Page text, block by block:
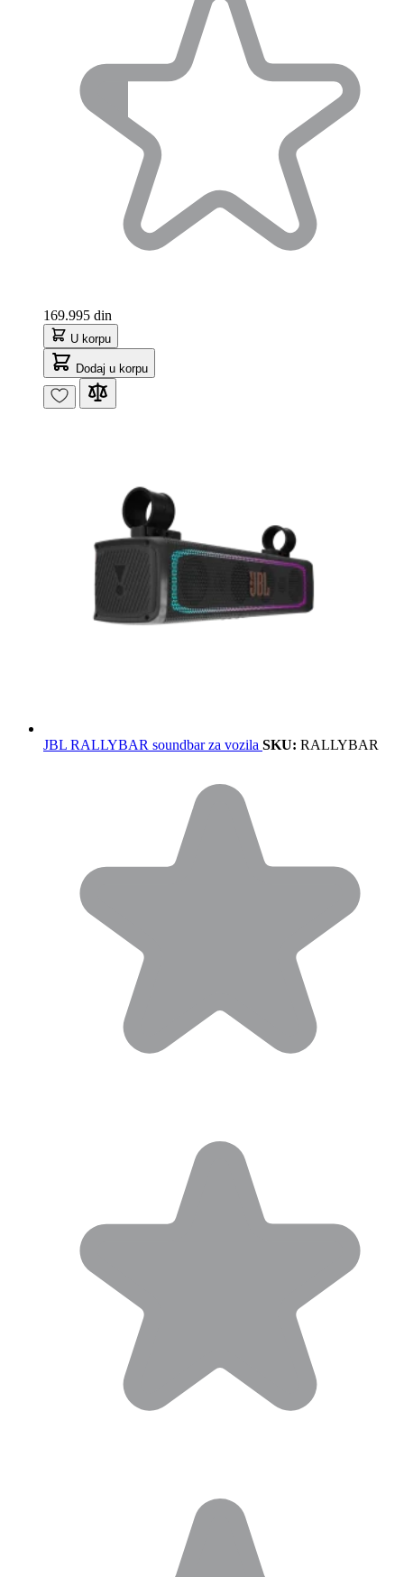
169.995 din
U korpu
Dodaj u korpu
JBL RALLYBAR soundbar za vozila SKU: RALLYBAR